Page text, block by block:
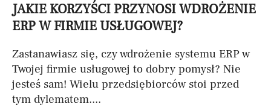
JAKIE KORZYŚCI PRZYNOSI WDROŻENIE
ERP W FIRMIE USŁUGOWEJ?
Zastanawiasz się, czy wdrożenie systemu ERP w
Twojej firmie usługowej to dobry pomysł? Nie
jesteś sam! Wielu przedsiębiorców stoi przed
tym dylematem....